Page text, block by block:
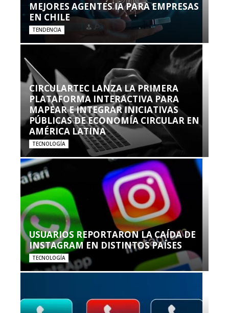
MEJORES AGENTES IA PARA EMPRESAS
EN CHILE
TENDENCIA
CIRCULARTEC LANZA LA PRIMERA
PLATAFORMA INTERACTIVA PARA
MAPEAR E INTEGRAR INICIATIVAS
PÚBLICAS DE ECONOMÍA CIRCULAR EN
AMÉRICA LATINA
TECNOLOGÍA
USUARIOS REPORTARON LA CAÍDA DE
INSTAGRAM EN DISTINTOS PAÍSES
TECNOLOGÍA